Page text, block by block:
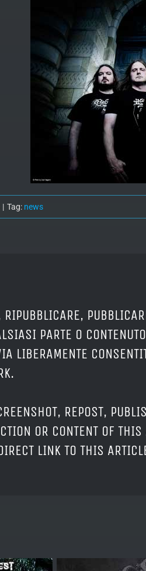
| Tag: news
RIPUBBLICARE,
PARTE O
LIBERAMENTE
REPOST,
OR CONTENT OF
LINK TO THIS